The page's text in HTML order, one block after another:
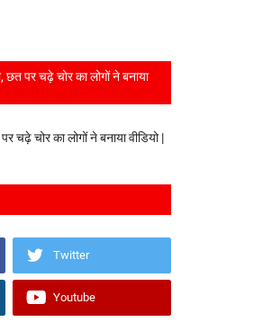
छत पर चढ़े चोर का लोगों ने बनाया
चढ़े चोर का लोगों ने बनाया वीडियो |
Twitter
Youtube